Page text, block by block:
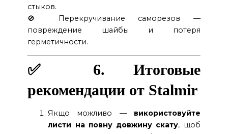
стыков.
🚫 Перекручивание саморезов —
повреждение шайбы и потеря
герметичности.
✅ 6. Итоговые
рекомендации от Stalmir
Якщо можливо — використовуйте
листи на повну довжину скату, щоб